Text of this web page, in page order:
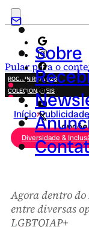
Pular para o
Sobre
ROCK IN RIO 2026
COLECIONÁVEIS
FESTA JUNINA
NOVIDADES
CAMPANHAS CRIATIVAS
Início›Publicidade
Diversidade &
Agora dentro
entre diversas
LGBTQIAP+